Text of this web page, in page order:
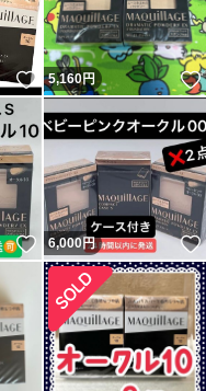
いいね！
5,160円
いいね！
6,000円